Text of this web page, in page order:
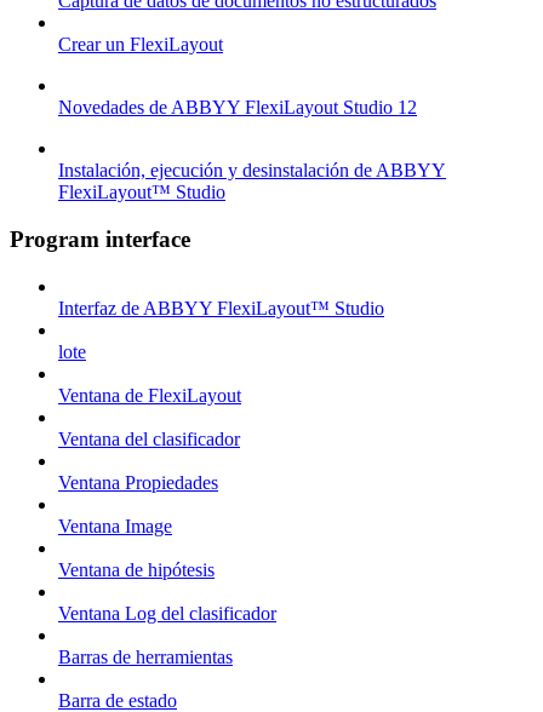
Crear un FlexiLayout
Novedades de ABBYY FlexiLayout Studio 12
Instalación, ejecución y desinstalación de ABBYY
FlexiLayout™ Studio
Program interface
Interfaz de ABBYY FlexiLayout™ Studio
lote
Ventana de FlexiLayout
Ventana del clasificador
Ventana Propiedades
Ventana Image
Ventana de hipótesis
Ventana Log del clasificador
Barras de herramientas
Barra de estado